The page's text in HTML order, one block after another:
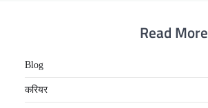
Read More
Blog
करियर